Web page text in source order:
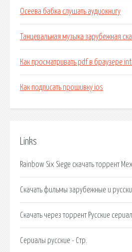
Осеева бабка слушать аудиокнигу
Танцевальная музыка зарубежная
Как просматривать pdf в браузере
Как подписать прошивку ios
Links
Rainbow Six Siege скачать торрент
Скачать фильмы зарубежные и
Скачать через торрент Русские
Сериалы русские - Стр.